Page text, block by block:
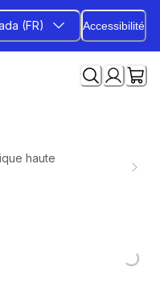
(FR) Accessibilité
haute